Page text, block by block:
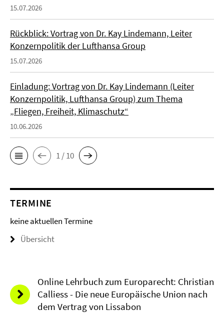
15.07.2026
Rückblick: Vortrag von Dr. Kay Lindemann, Leiter
Konzernpolitik der Lufthansa Group
15.07.2026
Einladung: Vortrag von Dr. Kay Lindemann (Leiter
Konzernpolitik, Lufthansa Group) zum Thema
„Fliegen, Freiheit, Klimaschutz“
10.06.2026
1 / 10
TERMINE
keine aktuellen Termine
Übersicht
Online Lehrbuch zum Europarecht: Christian
Calliess - Die neue Europäische Union nach
dem Vertrag von Lissabon